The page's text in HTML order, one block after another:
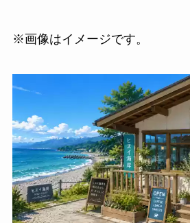
※画像はイメージです。